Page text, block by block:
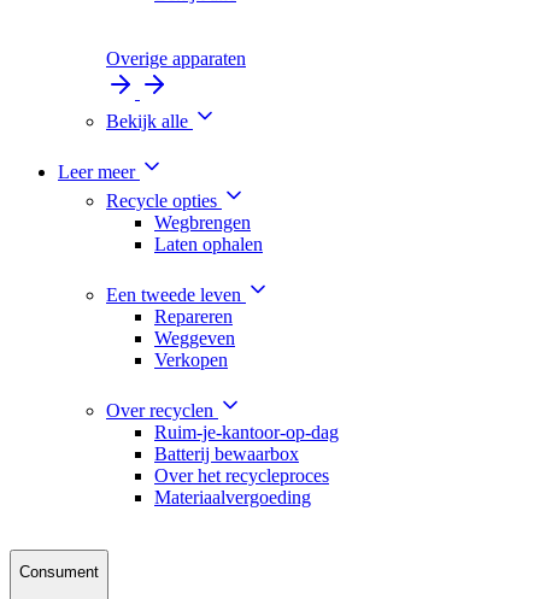
Overige apparaten
Bekijk alle
Leer meer
Recycle opties
Wegbrengen
Laten ophalen
Een tweede leven
Repareren
Weggeven
Verkopen
Over recyclen
Ruim-je-kantoor-op-dag
Batterij bewaarbox
Over het recycleproces
Materiaalvergoeding
Consument